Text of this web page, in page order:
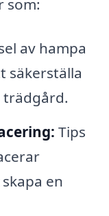
som:
av hampa
säkerställa
trädgård.
Tips
en